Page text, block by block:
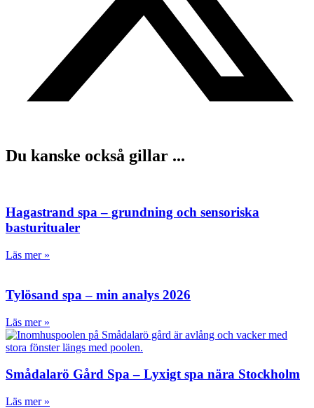
Du kanske också gillar ...
Hagastrand spa – grundning och sensoriska
basturitualer
Läs mer »
Tylösand spa – min analys 2026
Läs mer »
Smådalarö Gård Spa – Lyxigt spa nära Stockholm
Läs mer »